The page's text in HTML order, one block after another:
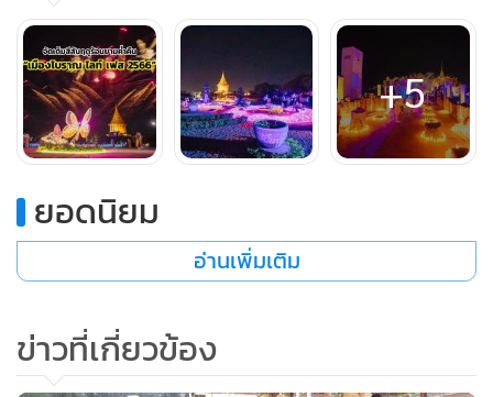
17 เมษายน นี้ เวลา 17.30 น.-21.00 น. ณ เมืองโบราณ
จ.สมุทรปราการ บัตรผู้ใหญ่ราคา 250 บาท บัตรเด็ก (สูงไม่เกิน
+5
ยอดนิยม
อ่านเพิ่มเติม
ข่าวที่เกี่ยวข้อง